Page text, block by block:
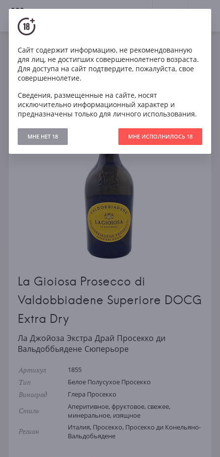
18+
Игристое Белое Полусухое
Италия
La Gioiosa Prosecco di Valdobbiadene Superiore DOCG
Extra Dry
La Gioiosa Prosecco di
Valdobbiadene Superiore DOCG
Extra Dry
Ла Джойоза Экстра Драй Просекко ди
Вальдоббьядене Сюперьоре
Артикул 1855
Тип Белое Полусухое Просекко
Виноград Глера Просекко
Стиль
Аперитивное, фруктовое, свежее,
минеральное, изящное
Регион
Италия, Просекко, Просекко ди Конельяно-
Вальдобьядене
Сайт содержит информацию, не рекомендованную
для лиц, не достигших совершеннолетнего возраста.
Для доступа на сайт подтвердите, пожалуйста, свое
совершеннолетие.
Сведения, размещенные на сайте, носят
исключительно информационный характер и
предназначены только для личного использования.
МНЕ НЕТ 18 МНЕ ИСПОЛНИЛОСЬ 18